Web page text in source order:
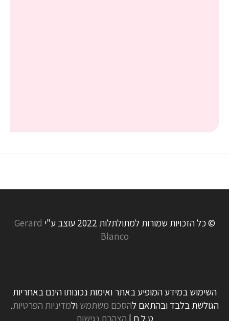
© כל הזכויות שמורות למתולתלות 2022 עוצב ע"י
Gerard
Blanco
השימוש במידע המופיע באתר ואימות נכונותו הינם באחריות
הגולשת בלבד ובהתאם להסכם משתמש ולמדיניות הפרטיות.
ט.ל.ח | הצהרת נגישות